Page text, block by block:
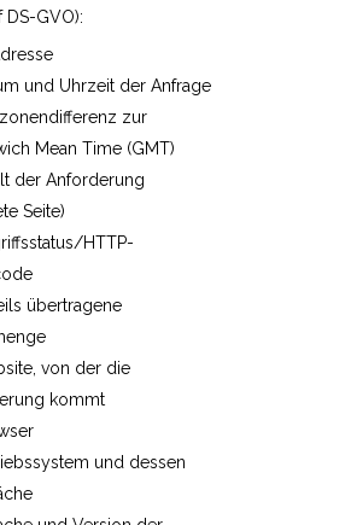
DS-GVO):
und Uhrzeit der Anfrage
zur
Mean Time (GMT)
der Anforderung
Seite)
HTTP-
übertragene
von der die
kommt
und dessen